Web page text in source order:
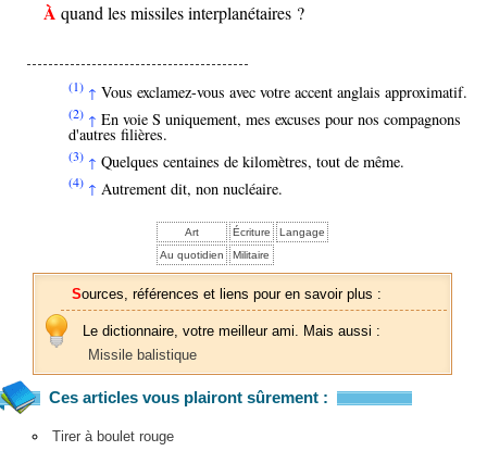
À quand les missiles interplanétaires ?
(1) ↑ Vous exclamez-vous avec votre accent anglais approximatif.
(2) ↑ En voie S uniquement, mes excuses pour nos compagnons
d'autres filières.
(3) ↑ Quelques centaines de kilomètres, tout de même.
(4) ↑ Autrement dit, non nucléaire.
Art Écriture
Langage
Au quotidien
Militaire
Sources, références et liens pour en savoir plus :
Le dictionnaire, votre meilleur ami. Mais aussi :
Missile balistique
Ces articles vous plairont sûrement :
Tirer à boulet rouge